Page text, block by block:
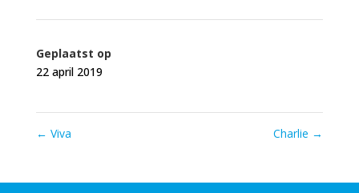
Geplaatst op
22 april 2019
← Viva Charlie →